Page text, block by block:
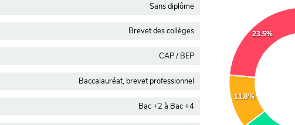
Sans diplôme
Brevet des collèges
CAP / BEP
Baccalauréat, brevet professionnel
Bac +2 à Bac +4
11.8%
23.5%